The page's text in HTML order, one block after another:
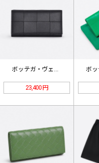
ボッテガ・ヴェネタ カセット ロング…
23,400 円